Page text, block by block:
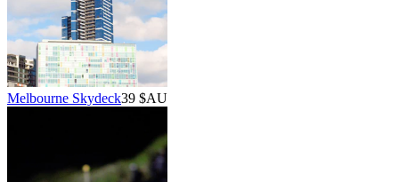
Melbourne Skydeck39 $AU